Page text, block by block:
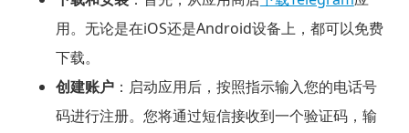
用。无论是在iOS还是Android设备上，都可以免费
下载。
创建账户：启动应用后，按照指示输入您的电话号
码进行注册。您将通过短信接收到一个验证码，输